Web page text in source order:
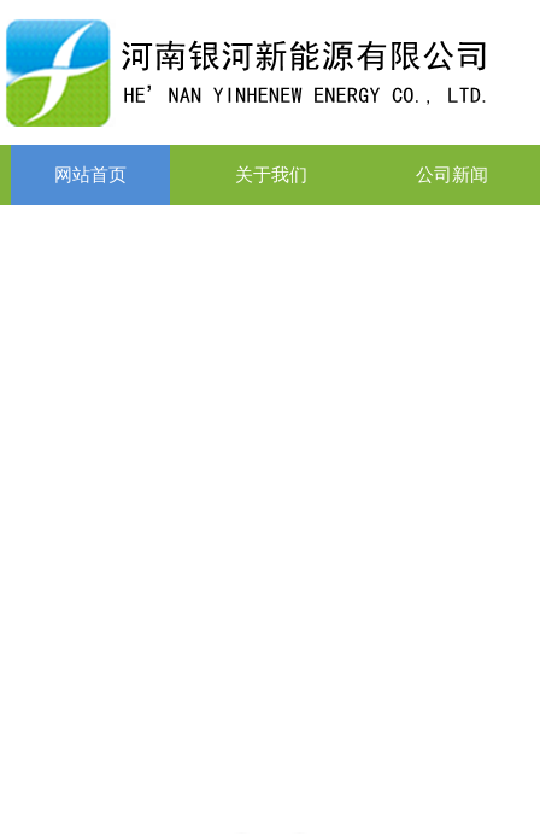
网站首页 关于我们 公司新闻